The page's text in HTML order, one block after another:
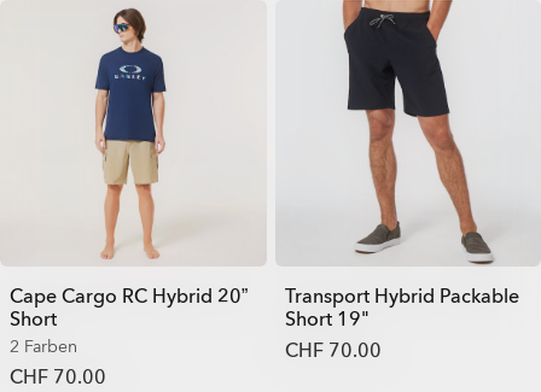
Cape Cargo RC Hybrid 20”
Short
2 Farben
CHF 70.00
Transport Hybrid Packable
Short 19"
CHF 70.00